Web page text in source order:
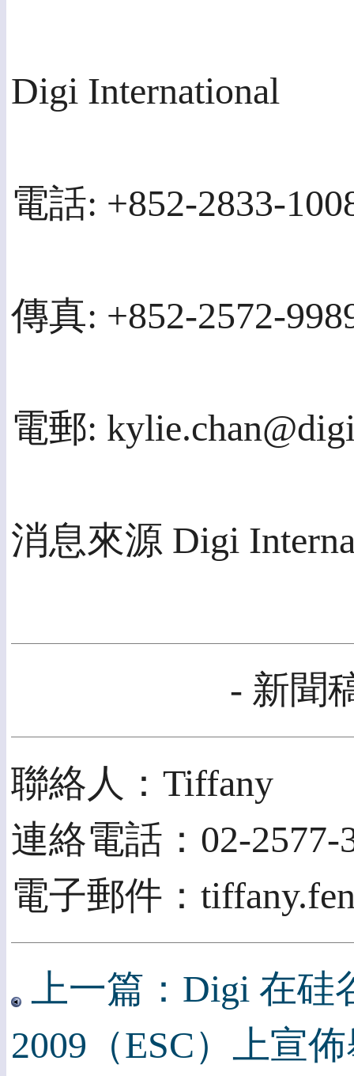
Digi International
電話: +852-2833-
傳真: +852-2572-
電郵:
消息來源 Digi
- 新聞
聯絡人：Tiffany
連絡電話：02-2577-
電子郵件：
上一篇：Digi 在
2009（ESC）上宣